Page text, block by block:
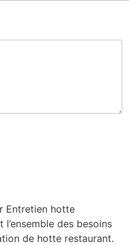
Entretien hotte
des besoins
de hotte restaurant.